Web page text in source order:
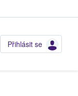
Přihlásit se